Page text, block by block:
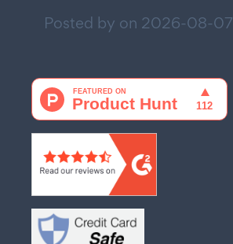
Posted by on 2026-08-07